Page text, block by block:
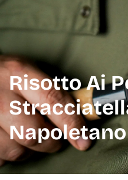
Risotto Ai
Napoletano